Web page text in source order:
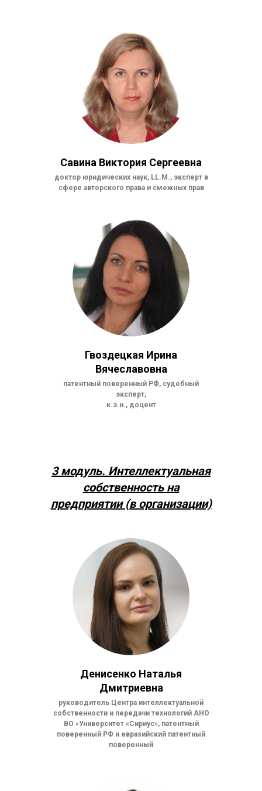
Савина Виктория Сергеевна
доктор юридических наук, LL.M., эксперт в
сфере авторского права и смежных прав
Гвоздецкая Ирина
Вячеславовна
патентный поверенный РФ, судебный
эксперт,
к.э.н., доцент
3 модуль. Интеллектуальная
собственность на
предприятии (в организации)
Денисенко Наталья
Дмитриевна
руководитель Центра интеллектуальной
собственности и передачи технологий АНО
ВО «Университет «Сириус», патентный
поверенный РФ и евразийский патентный
поверенный